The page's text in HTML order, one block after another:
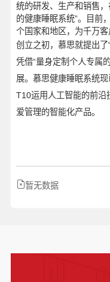
统的研发、生产和销售
的健康睡眠系统”。目前
个国家和地区，为千万客
创立之初，慕思就提出了
凭借“量身定制个人专属
展。慕思健康睡眠系统
T10运用人工智能的前沿
爱管理的智能化产品。
暂无数据